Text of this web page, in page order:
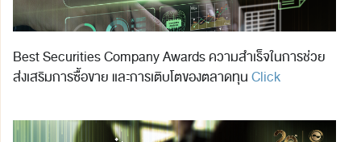
Best Securities Company Awards ความสำเร็จในการช่วย
ส่งเสริมการซื้อขาย และการเติบโตของตลาดทุนClick